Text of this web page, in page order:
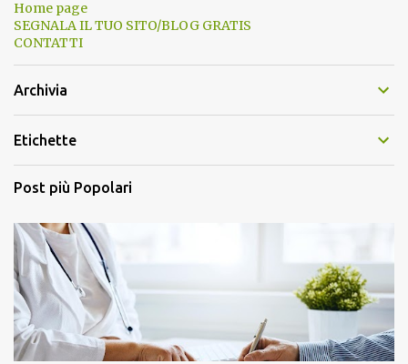
Home page
SEGNALA IL TUO SITO/BLOG GRATIS
CONTATTI
Archivia
Etichette
Post più Popolari